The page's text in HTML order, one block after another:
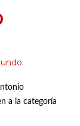
a la categoría